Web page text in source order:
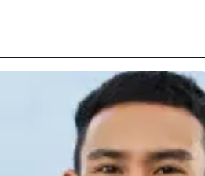
y asegurando